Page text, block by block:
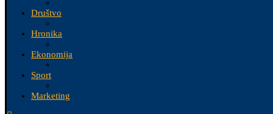
Društvo
Hronika
Ekonomija
Sport
Marketing